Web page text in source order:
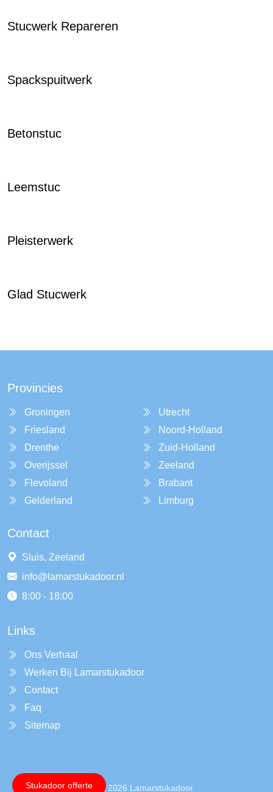
Stucwerk Repareren
Spackspuitwerk
Betonstuc
Leemstuc
Pleisterwerk
Glad Stucwerk
Provincies
Groningen
Friesland
Drenthe
Overijssel
Flevoland
Gelderland
Utrecht
Noord-Holland
Zuid-Holland
Zeeland
Brabant
Limburg
Contact
Sluis, Zeeland
info@lamarstukadoor.nl
8:00 - 18:00
Links
Ons Verhaal
Werken Bij Lamarstukadoor
Contact
Faq
Sitemap
Copyright © 2026 Lamarstukadoor.
Stukadoor offerte